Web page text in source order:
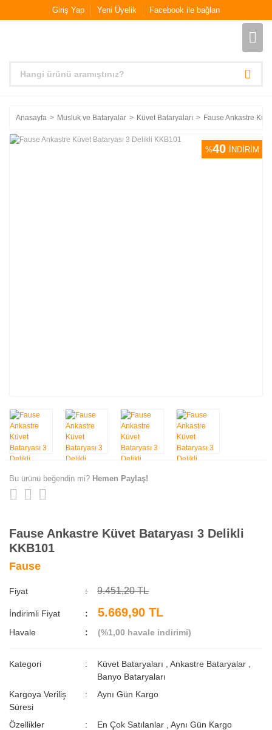
Giriş Yap Yeni Üyelik Facebook ile bağlan
Anasayfa Musluk ve Bataryalar Küvet Bataryaları Fause Ankastre
%40 İNDİRİM
Bu ürünü beğendin mi? Hemen Paylaş!
Fause Ankastre Küvet Bataryası 3 Delikli
KKB101
Fause
Fiyat 9.451,20 TL
İndirimli Fiyat 5.669,90 TL
Havale (%1,00 havale indirimi)
Kategori Küvet Bataryaları ,Ankastre Bataryalar
Banyo Bataryaları
Kargoya Veriliş
Süresi
Aynı Gün Kargo
Özellikler En Çok Satılanlar ,Aynı Gün Kargo